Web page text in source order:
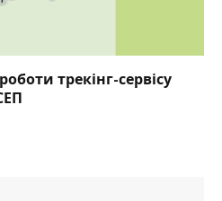
трекінг-сервісу